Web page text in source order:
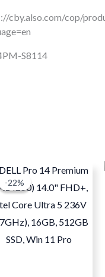
cby.also.com/cop/
S8114
-22%
-22%
Original